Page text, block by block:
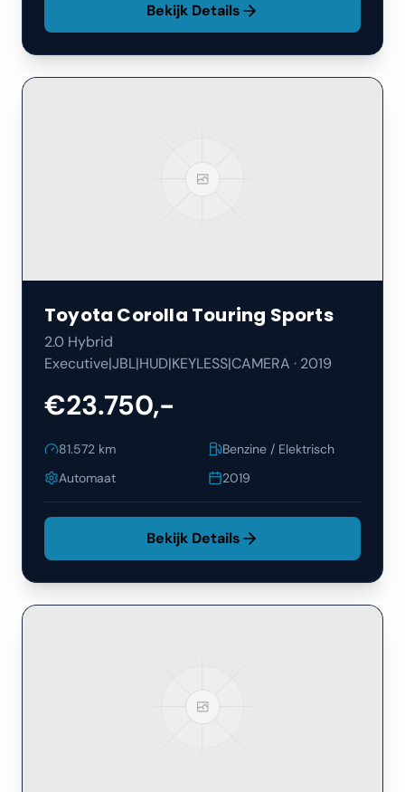
Bekijk Details
Toyota Corolla Touring Sports
2.0 Hybrid
Executive|JBL|HUD|KEYLESS|CAMERA · 2019
€23.750,-
81.572 km
Benzine / Elektrisch
Automaat
2019
Bekijk Details